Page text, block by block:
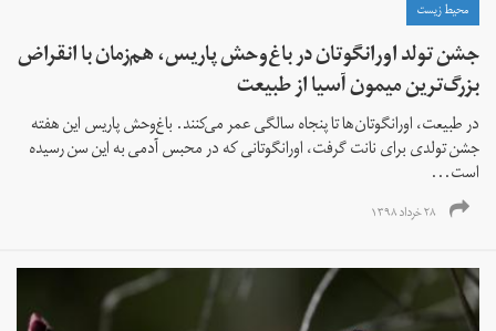
محیط زیست
جشن تولد اورانگوتان در باغ‌وحش پاریس، هم‌زمان با انقراض
بزرگ‌ترین میمون آسیا از طبیعت
در طبیعت، اورانگوتان‌ها تا پنجاه سالگی عمر می‌کنند. باغ‌وحش پاریس این هفته
جشن‌ تولدی برای نانت گرفت، اورانگوتانی که در محبس آدمی به این سن رسیده
است...
۲۸ خرداد ۱۳۹۸